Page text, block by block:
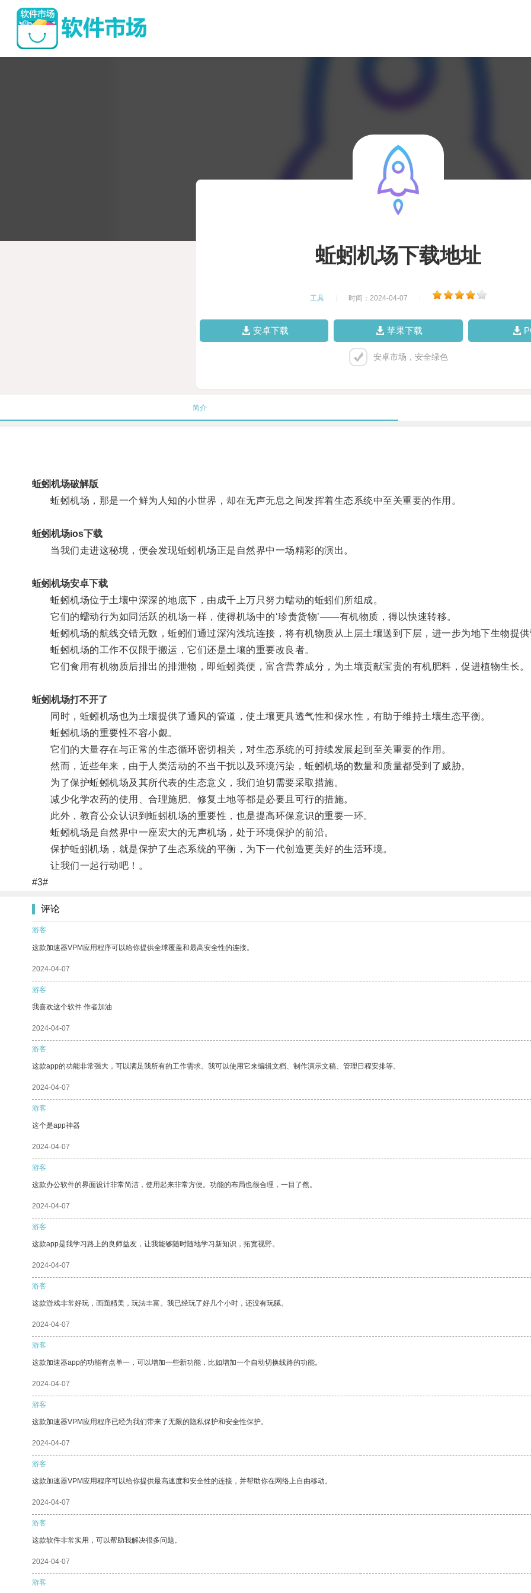
蚯蚓机场下载地址
工具 时间：2024-04-07
安卓下载 苹果下载
安卓市场，安全绿色
简介
蚯蚓机场破解版
蚯蚓机场，那是一个鲜为人知的小世界，却在无声无息之间发挥着生态系统中至关重要的作用。
蚯蚓机场ios下载
当我们走进这秘境，便会发现蚯蚓机场正是自然界中一场精彩的演出。
蚯蚓机场安卓下载
蚯蚓机场位于土壤中深深的地底下，由成千上万只努力蠕动的蚯蚓们所组成。
它们的蠕动行为如同活跃的机场一样，使得机场中的‘珍贵货物’——有机物质，得以快速转移。
蚯蚓机场的航线交错无数，蚯蚓们通过深沟浅坑连接，将有机物质从上层土壤送到下层，进一步为地下生物提
蚯蚓机场的工作不仅限于搬运，它们还是土壤的重要改良者。
它们食用有机物质后排出的排泄物，即蚯蚓粪便，富含营养成分，为土壤贡献宝贵的有机肥料，促进植物生长。
蚯蚓机场打不开了
同时，蚯蚓机场也为土壤提供了通风的管道，使土壤更具透气性和保水性，有助于维持土壤生态平衡。
蚯蚓机场的重要性不容小觑。
它们的大量存在与正常的生态循环密切相关，对生态系统的可持续发展起到至关重要的作用。
然而，近些年来，由于人类活动的不当干扰以及环境污染，蚯蚓机场的数量和质量都受到了威胁。
为了保护蚯蚓机场及其所代表的生态意义，我们迫切需要采取措施。
减少化学农药的使用、合理施肥、修复土地等都是必要且可行的措施。
此外，教育公众认识到蚯蚓机场的重要性，也是提高环保意识的重要一环。
蚯蚓机场是自然界中一座宏大的无声机场，处于环境保护的前沿。
保护蚯蚓机场，就是保护了生态系统的平衡，为下一代创造更美好的生活环境。
让我们一起行动吧！。
#3#
评论
游客
这款加速器VPM应用程序可以给你提供全球覆盖和最高安全性的连接。
2024-04-07
游客
我喜欢这个软件 作者加油
2024-04-07
游客
这款app的功能非常强大，可以满足我所有的工作需求。我可以使用它来编辑文档、制作演示文稿、管理日程安排等。
2024-04-07
游客
这个是app神器
2024-04-07
游客
这款办公软件的界面设计非常简洁，使用起来非常方便。功能的布局也很合理，一目了然。
2024-04-07
游客
这款app是我学习路上的良师益友，让我能够随时随地学习新知识，拓宽视野。
2024-04-07
游客
这款游戏非常好玩，画面精美，玩法丰富。我已经玩了好几个小时，还没有玩腻。
2024-04-07
游客
这款加速器app的功能有点单一，可以增加一些新功能，比如增加一个自动切换线路的功能。
2024-04-07
游客
这款加速器VPM应用程序已经为我们带来了无限的隐私保护和安全性保护。
2024-04-07
游客
这款加速器VPM应用程序可以给你提供最高速度和安全性的连接，并帮助你在网络上自由移动。
2024-04-07
游客
这款软件非常实用，可以帮助我解决很多问题。
2024-04-07
游客